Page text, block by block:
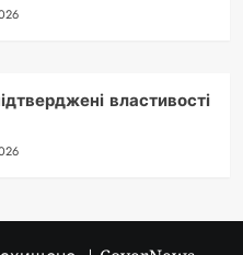
властивості